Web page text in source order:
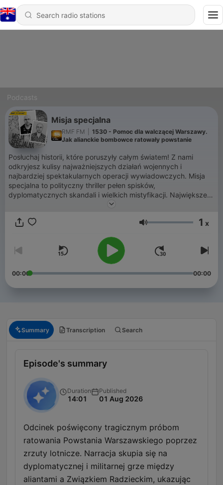
Podcasts
Misja specjalna
RMF FM
1530 - Pomoc dla walczącej Warszawy.
Jak alianckie bombowce ratowały powstanie
Posłuchaj historii, które poruszyły całym światem! Z nami
odkryjesz kulisy najważniejszych działań wojennych i
najbardziej spektakularnych operacji wywiadowczych. Misja
specjalna to polityczny thriller pełen spisków,
dyplomatycznych skandali i wielkich mistyfikacji. Największe
tajemnice historii są na wyciągnięcie ręki!
Volume 1 x
00:00 00:00
Summary Transcription Search
Episode's summary
Duration
14:01
Published
01 Aug 2026
Odcinek poświęcony tragicznym próbom
ratowania Powstania Warszawskiego poprzez
zrzuty lotnicze. Narracja skupia się na
dyplomatycznej i militarnej grze między
aliantami a Związkiem Radzieckim, ukazując